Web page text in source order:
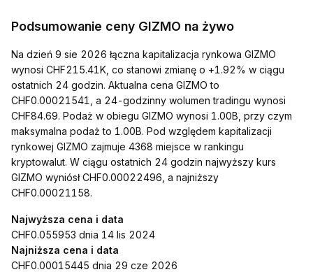
Podsumowanie ceny GIZMO na żywo
Na dzień 9 sie 2026 łączna kapitalizacja rynkowa GIZMO
wynosi CHF215.41K, co stanowi zmianę o +1.92% w ciągu
ostatnich 24 godzin. Aktualna cena GIZMO to
CHF0.00021541, a 24-godzinny wolumen tradingu wynosi
CHF84.69. Podaż w obiegu GIZMO wynosi 1.00B, przy czym
maksymalna podaż to 1.00B. Pod względem kapitalizacji
rynkowej GIZMO zajmuje 4368 miejsce w rankingu
kryptowalut. W ciągu ostatnich 24 godzin najwyższy kurs
GIZMO wyniósł CHF0.00022496, a najniższy
CHF0.00021158.
Najwyższa cena i data
CHF0.055953 dnia 14 lis 2024
Najniższa cena i data
CHF0.00015445 dnia 29 cze 2026